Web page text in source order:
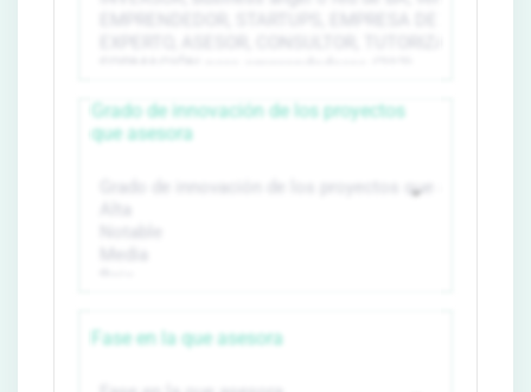
Grado de innovación de los proyectos
que asesora
Fase en la que asesora